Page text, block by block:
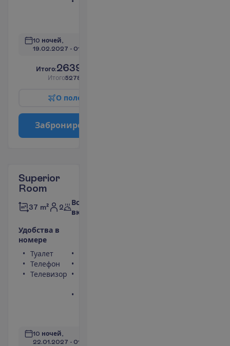
10 ночей,
19.02.2027 - 01.03.2027
Итого:2639.00
Итого5278.00
О поле
Заброниро
Superior
Room
37 m² 2
Все
включено
Удобства в
номере
Туалет
Телефон
Телевизор
10 ночей,
22.01.2027 - 01.02.2027